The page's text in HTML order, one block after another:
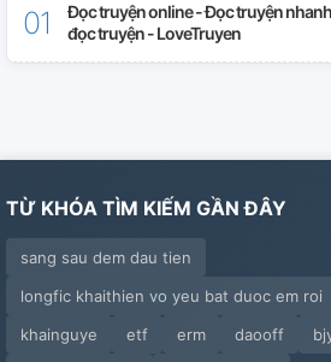
Đọc truyện online - Đọc truyện
đọc truyện - LoveTruyen
TỪ KHÓA TÌM KIẾM GẦN ĐÂY
sang sau dem dau tien
longfic khaithien vo yeu bat duoc em roi
khainguye
etf erm daooff